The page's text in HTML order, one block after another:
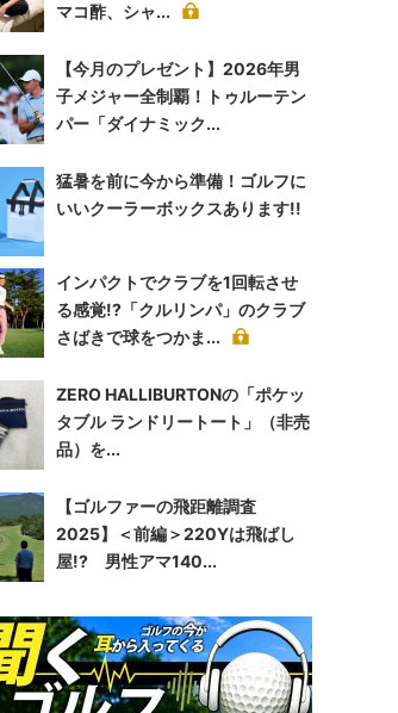
マコ酢、シャ...
【今月のプレゼント】2026年男
子メジャー全制覇！トゥルーテン
パー「ダイナミック...
猛暑を前に今から準備！ゴルフに
いいクーラーボックスあります!!
インパクトでクラブを1回転させ
る感覚!?「クルリンパ」のクラブ
さばきで球をつかま...
ZERO HALLIBURTONの「ポケッ
タブル ランドリートート」（非売
品）を...
【ゴルファーの飛距離調査
2025】＜前編＞220Yは飛ばし
屋!? 男性アマ140...